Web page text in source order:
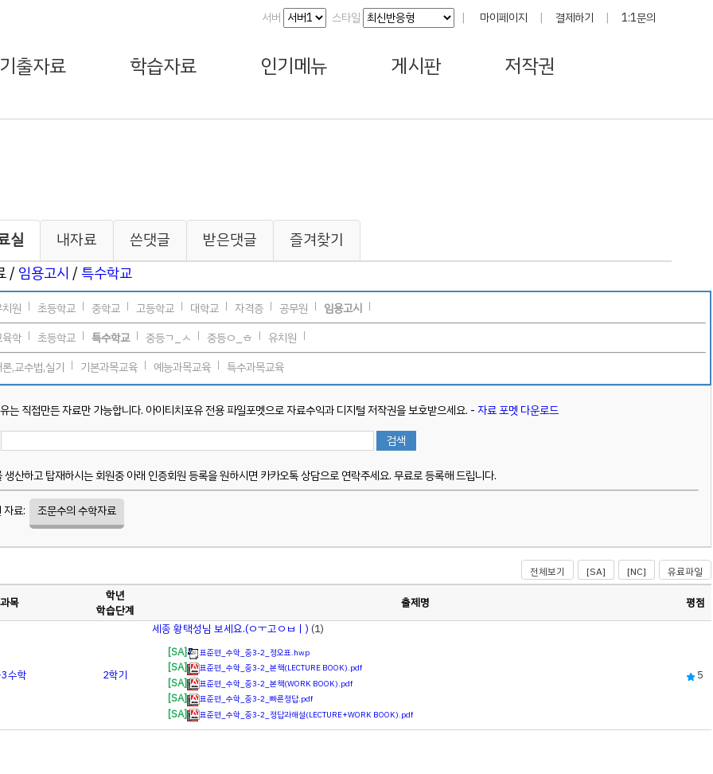
서버 스타일 | 마이페이지 | 결제하기 | 1:1문의
기출자료 학습자료 인기메뉴 게시판 저작권
실 내자료 쓴댓글 받은댓글 즐겨찾기
/ 임용고시 / 특수학교
원 초등학교 중학교 고등학교 대학교 자격증 공무원
임용고시
학
초등학교 특수학교 중등ㄱ_ㅅ 중등ㅇ_ㅎ
유치원
,교수법,실기
기본과목교육 예능과목교육 특수과목교육
는 직접만든 자료만 가능합니다. 아이티치포유 전용 파일포멧으로 자료수익과 디지털 저작권을 보호받으세요. -자료 포멧 다운로드
생산하고 탑재하시는 회원중 아래 인증회원 등록을 원하시면 카카오톡 상담으로 연락주세요. 무료로 등록해 드립니다.
료: 조문수의 수학자료
전체보기 [SA] [NC] 유료파일
과목
학년
학습단계
출제명 평점
수학 2학기
세종 황택성님 보세요.(ㅇㅜ고ㅇㅂㅣ) (1)
[SA]
표준편_수학_중3-2_정오표.hwp
[SA] 표준편_수학_중3-2_본책(LECTURE BOOK).pdf
[SA] 표준편_수학_중3-2_본책(WORK BOOK).pdf
[SA] 표준편_수학_중3-2_빠른정답.pdf
[SA] 표준편_수학_중3-2_정답과해설(LECTURE+WORK BOOK).pdf
5